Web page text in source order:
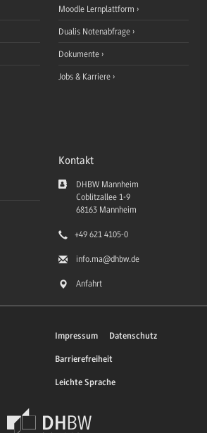
Moodle Lernplattform
Dualis Notenabfrage
Dokumente
Jobs & Karriere
Kontakt
DHBW Mannheim
Coblitzallee 1-9
68163 Mannheim
+49 621 4105-0
info.ma@dhbw.de
Anfahrt
Impressum Datenschutz
Barrierefreiheit
Leichte Sprache